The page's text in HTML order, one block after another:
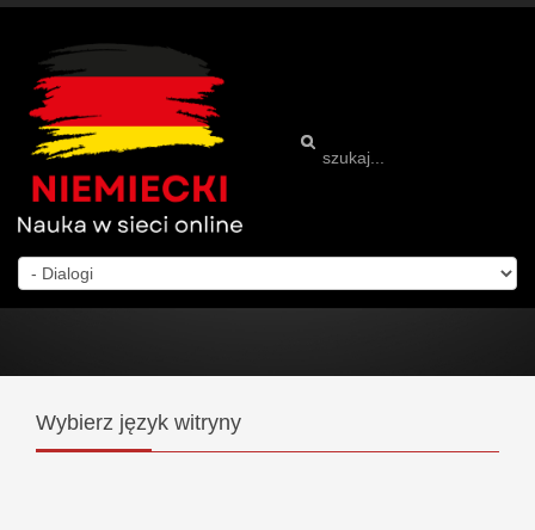
Wybierz język witryny